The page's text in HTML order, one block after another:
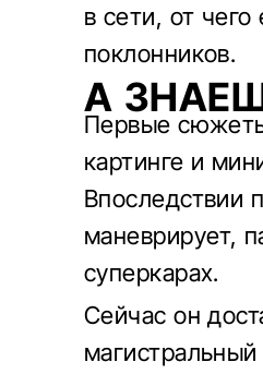
в сети, от
поклонников.
А
Первые
картинге и
Впоследствии
маневрирует,
суперкарах.
Сейчас он